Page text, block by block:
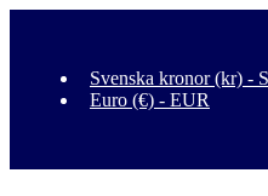
Svenska kronor (kr) -
Euro (€) - EUR